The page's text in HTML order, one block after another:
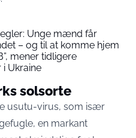
Unge mænd får
– og til at komme hjem
mener tidligere
Ukraine
solsorte
usutu-virus, som især
en markant